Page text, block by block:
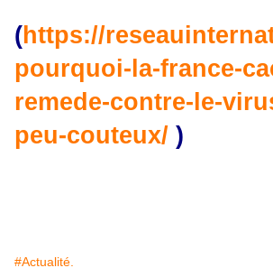
(https://
pourquoi-la-france-
remede-contre-le-
peu-couteux/ )
#Actualité.